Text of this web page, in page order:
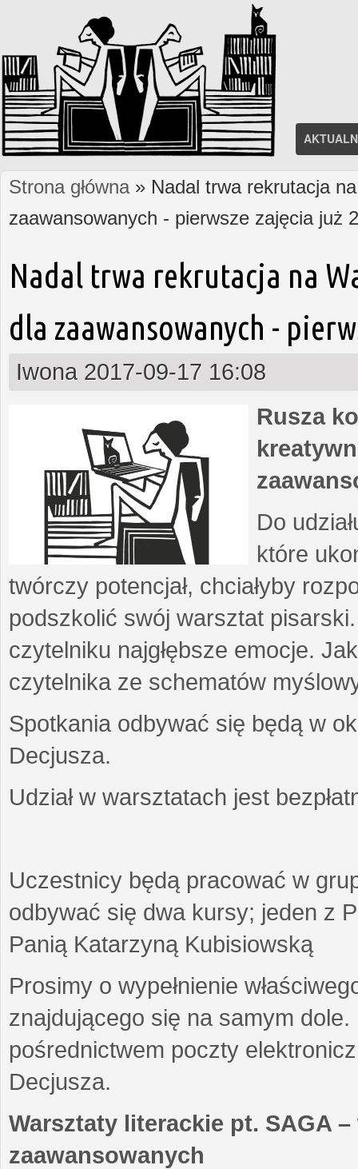
Jesteś tutaj
Strona główna» Nadal trwa rekrutacja
zaawansowanych - pierwsze zajęcia już
Nadal trwa rekrutacja na
dla zaawansowanych -
Iwona 2017-09-17 16:08
Rusza
Do
które
twórczy potencjał, chciałyby
podszkolić swój warsztat
czytelniku najgłębsze emocje.
czytelnika ze schematów
Spotkania odbywać się będą w
Decjusza.
Udział w warsztatach jest
Uczestnicy będą pracować w
odbywać się dwa kursy; jeden z
Panią Katarzyną Kubisiowską
Prosimy o wypełnienie
znajdującego się na samym
pośrednictwem poczty
Decjusza.
Warsztaty literackie pt. SAGA
zaawansowanych